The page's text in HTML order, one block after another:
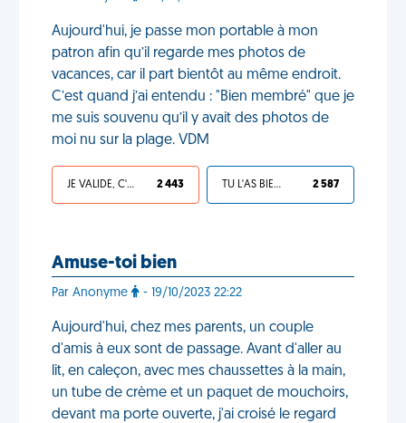
Aujourd'hui, je passe mon portable à mon
patron afin qu’il regarde mes photos de
vacances, car il part bientôt au même endroit.
C’est quand j’ai entendu : "Bien membré" que je
me suis souvenu qu’il y avait des photos de
moi nu sur la plage. VDM
JE VALIDE, C'EST UNE VDM 2 443 TU L'AS BIEN MÉRITÉ 2 587
Amuse-toi bien
Par Anonyme - 19/10/2023 22:22
Aujourd'hui, chez mes parents, un couple
d'amis à eux sont de passage. Avant d'aller au
lit, en caleçon, avec mes chaussettes à la main,
un tube de crème et un paquet de mouchoirs,
devant ma porte ouverte, j'ai croisé le regard